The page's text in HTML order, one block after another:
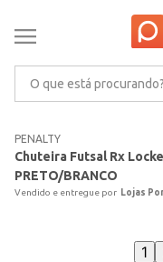
PENALTY
Chuteira Futsal Rx
PRETO/BRANCO
Lojas
1